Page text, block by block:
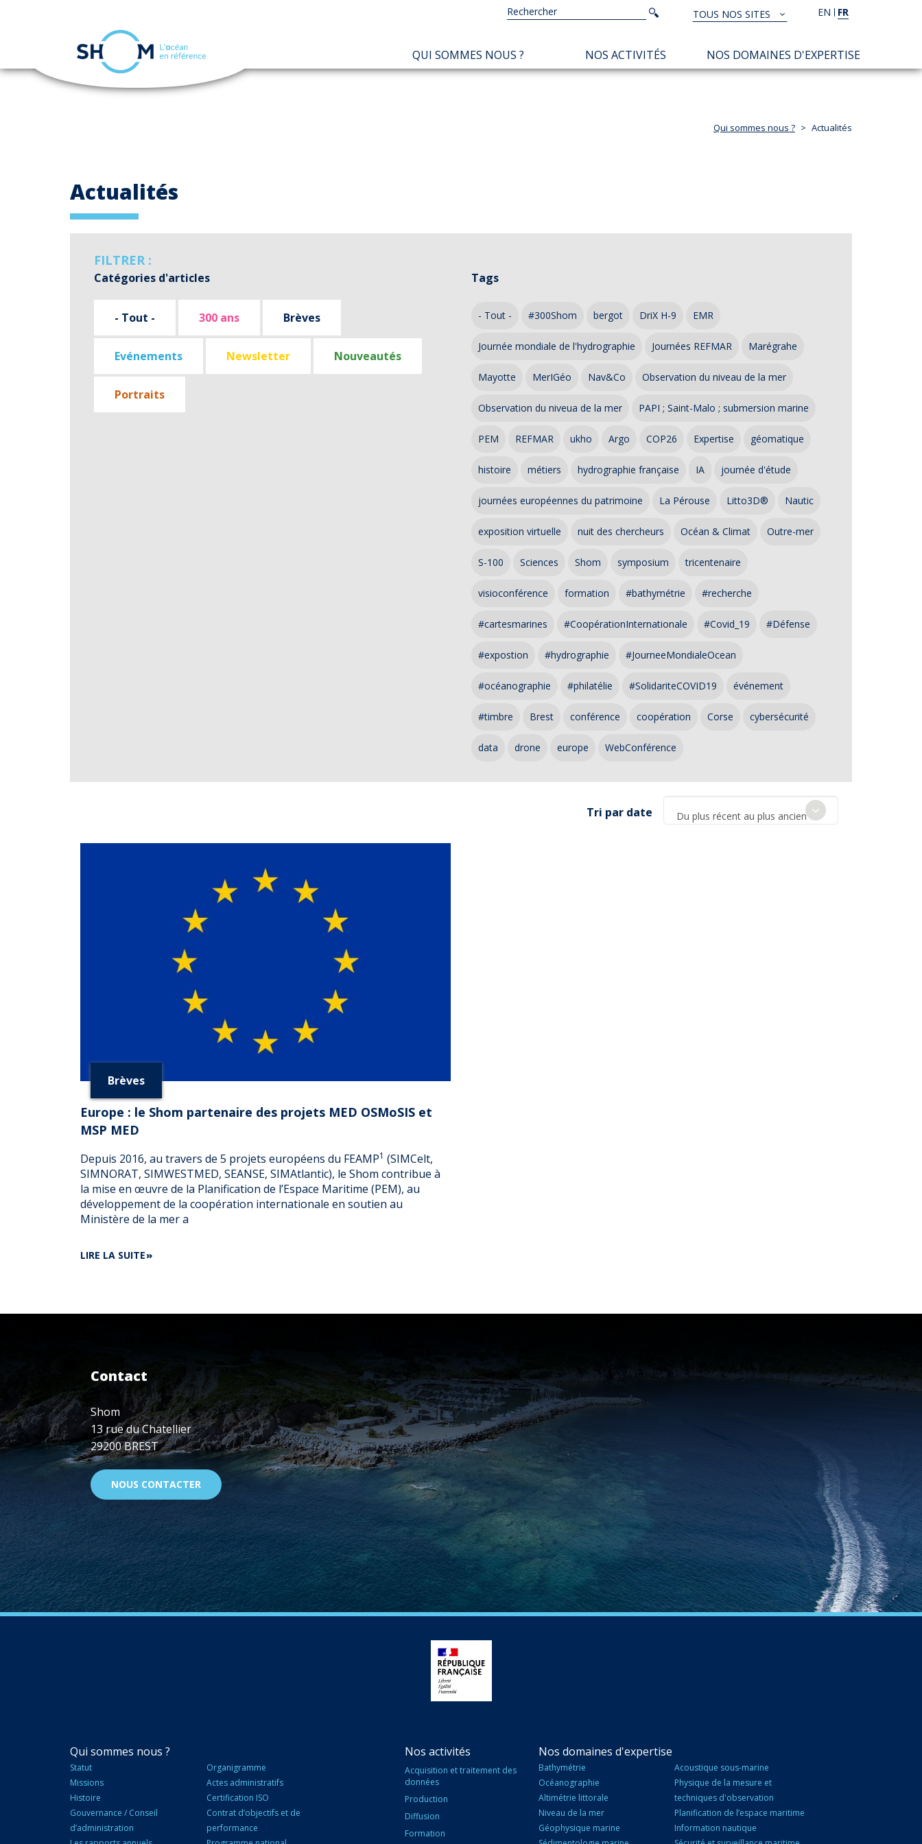
Aller
EN FR
TOUS
NOS
SITES
TOUS NOS SITES
Rechercher
Rechercher
NAVIGATION
PRINCIPALE
QUI SOMMES NOUS ? NOS ACTIVITÉS NOS DOMAINES D'EXPERTISE
Qui sommes nous ? Actualités
Actualités
FILTRER :
Catégories d'articles
- Tout - 300 ans Brèves
Evénements Newsletter Nouveautés
Portraits
Tags
- Tout - #300Shom bergot DriX H-9 EMR
Journée mondiale de l'hydrographie Journées REFMAR Marégrahe
Mayotte MerIGéo Nav&Co Observation du niveau de la mer
Observation du niveua de la mer PAPI ; Saint-Malo ; submersion marine
PEM REFMAR ukho Argo COP26 Expertise géomatique
histoire métiers hydrographie française IA journée d'étude
journées européennes du patrimoine La Pérouse Litto3D® Nautic
exposition virtuelle nuit des chercheurs Océan & Climat Outre-mer
S-100 Sciences Shom symposium tricentenaire
visioconférence formation #bathymétrie #recherche
#cartesmarines #CoopérationInternationale #Covid_19 #Défense
#expostion #hydrographie #JourneeMondialeOcean
#océanographie #philatélie #SolidariteCOVID19 événement
#timbre Brest conférence coopération Corse cybersécurité
data drone europe WebConférence
Tri par date Du plus récent au plus ancien
Brèves
Europe : le Shom partenaire des projets MED OSMoSIS et
MSP MED
Depuis 2016, au travers de 5 projets européens du FEAMP1 (SIMCelt,
SIMNORAT, SIMWESTMED, SEANSE, SIMAtlantic), le Shom contribue à
la mise en œuvre de la Planification de l’Espace Maritime (PEM), au
développement de la coopération internationale en soutien au
Ministère de la mer a
LIRE LA SUITEDE
OSMOSIS
ET
MSP
MED
Contact
Shom
13 rue du Chatellier
29200 BREST
NOUS CONTACTER
NAVIGATION
PRINCIPALE
Qui sommes nous ?
Statut
Missions
Histoire
Gouvernance / Conseil
d’administration
Organigramme
Actes administratifs
Certification ISO
Contrat d’objectifs et de
performance
Nos activités
Acquisition et traitement des
données
Production
Diffusion
Formation
Nos domaines d'expertise
Bathymétrie
Océanographie
Altimétrie littorale
Niveau de la mer
Géophysique marine
Acoustique sous-marine
Physique de la mesure et
techniques d'observation
Planification de l’espace maritime
Information nautique